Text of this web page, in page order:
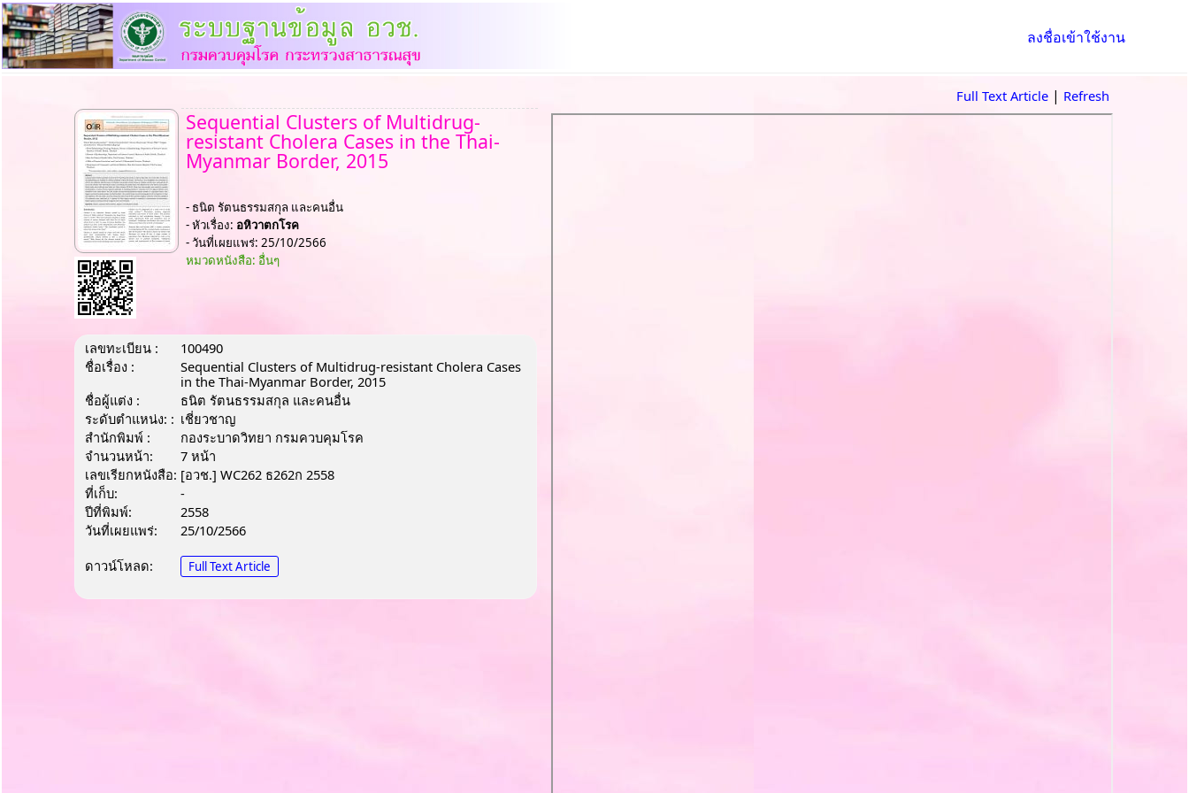
ลงชื่อเข้าใช้งาน
Sequential Clusters of Multidrug-
resistant Cholera Cases in the Thai-
Myanmar Border, 2015
- ธนิต รัตนธรรมสกุล และคนอื่น
- หัวเรื่อง: อหิวาตกโรค
- วันที่เผยแพร่: 25/10/2566
หมวดหนังสือ: อื่นๆ
เลขทะเบียน :
100490
ชื่อเรื่อง :
Sequential Clusters of Multidrug-resistant Cholera Cases
in the Thai-Myanmar Border, 2015
ชื่อผู้แต่ง :
ธนิต รัตนธรรมสกุล และคนอื่น
ระดับตำแหน่ง: : เชี่ยวชาญ
สำนักพิมพ์ :
กองระบาดวิทยา กรมควบคุมโรค
จำนวนหน้า:
7 หน้า
เลขเรียกหนังสือ: [อวช.] WC262 ธ262ก 2558
ที่เก็บ:
-
ปีที่พิมพ์:
2558
วันที่เผยแพร่:
25/10/2566
ดาวน์โหลด:
Full Text Article
Full Text Article | Refresh